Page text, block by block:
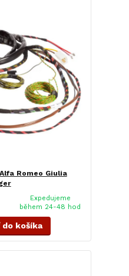
Romeo Giulia
Expedujeme
během 24-48 hod
do košíka